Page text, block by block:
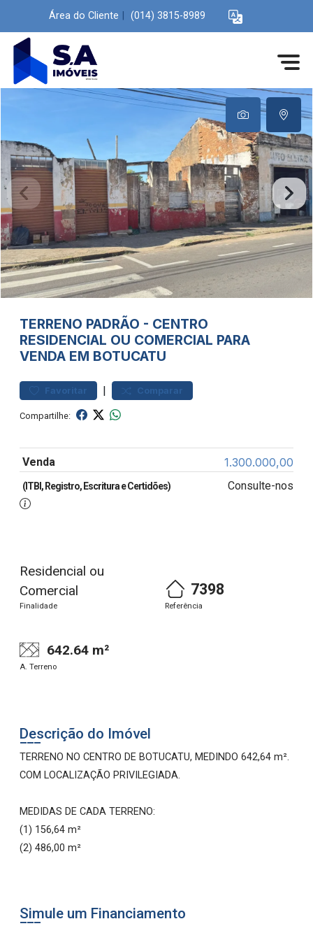
Área do Cliente (014) 3815-8989
TERRENO PADRÃO - CENTRO
RESIDENCIAL OU COMERCIAL PARA
VENDA EM BOTUCATU
Favoritar | Comparar
Compartilhe:
Venda 1.300.000,00
(ITBI, Registro, Escritura e Certidões) Consulte-nos
Residencial ou
Comercial
Finalidade
7398
Referência
642.64 m²
A. Terreno
Descrição do Imóvel
TERRENO NO CENTRO DE BOTUCATU, MEDINDO 642,64 m².
COM LOCALIZAÇÃO PRIVILEGIADA.
MEDIDAS DE CADA TERRENO:
(1) 156,64 m²
(2) 486,00 m²
Simule um Financiamento